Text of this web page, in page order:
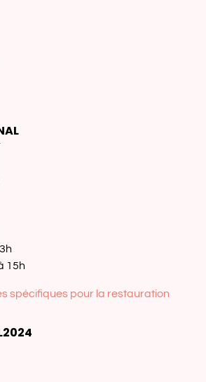
15h
spécifiques pour la restauration